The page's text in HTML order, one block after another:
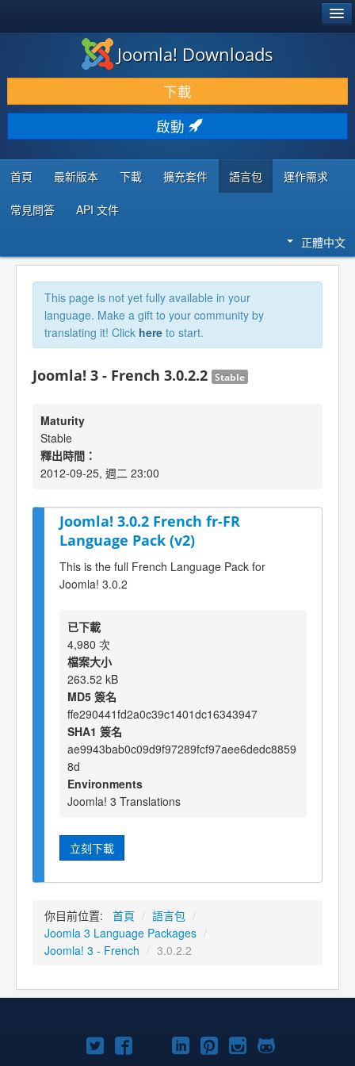
下載 & 擴充
發現 & 學習
社群 & 支援
程式者資源
Joomla! Downloads
下載
啟動
首頁 最新版本 下載 擴充套件 語言包 運作需求
常見問答 API 文件
正體中文
This page is not yet fully available in your
language. Make a gift to your community by
translating it! Click here to start.
Joomla! 3 - French 3.0.2.2 Stable
Maturity
Stable
釋出時間：
2012-09-25, 週二 23:00
Joomla! 3.0.2 French fr-FR
Language Pack (v2)
This is the full French Language Pack for
Joomla! 3.0.2
已下載
4,980 次
檔案大小
263.52 kB
MD5 簽名
ffe290441fd2a0c39c1401dc16343947
SHA1 簽名
ae9943bab0c09d9f97289fcf97aee6dedc8859
8d
Environments
Joomla! 3 Translations
立刻下載
你目前位置: 首頁 / 語言包 /
Joomla 3 Language Packages /
Joomla! 3 - French / 3.0.2.2
TwitterFacebookYouTube
Linkedln
Pinterest
Instagram
GitHub